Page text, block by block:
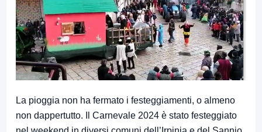
La pioggia non ha fermato i festeggiamenti, o almeno
non dappertutto. Il Carnevale 2024 è stato festeggiato